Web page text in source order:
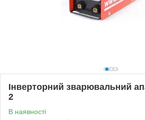
Інверторний зварювальний
2
В наявності